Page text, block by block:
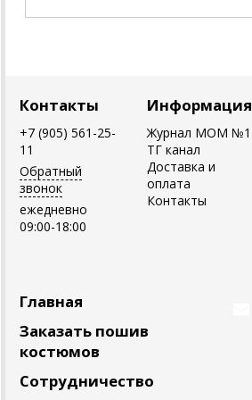
Контакты
+7 (905) 561-25-
11
Обратный
звонок
ежедневно
09:00-18:00
Информация
Журнал MOM №1
ТГ канал
Доставка и
оплата
Контакты
Главная
Заказать пошив
костюмов
Сотрудничество